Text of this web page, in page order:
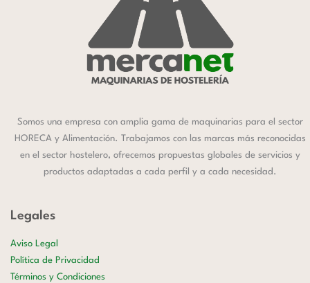
Somos una empresa con amplia gama de maquinarias para el sector
HORECA y Alimentación. Trabajamos con las marcas más reconocidas
en el sector hostelero, ofrecemos propuestas globales de servicios y
productos adaptadas a cada perfil y a cada necesidad.
Legales
Aviso Legal
Política de Privacidad
Términos y Condiciones